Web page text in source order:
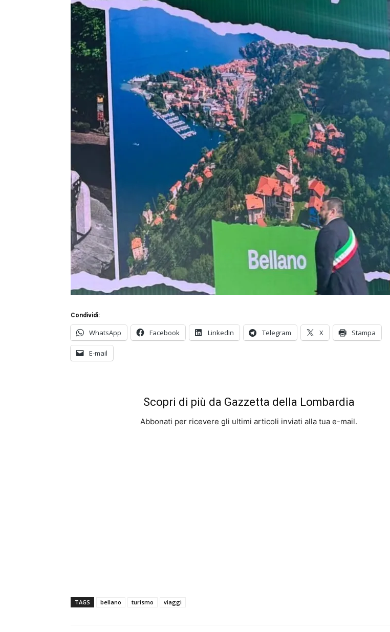
Condividi:
WhatsApp Facebook LinkedIn Telegram X Stampa
E-mail
Scopri di più da Gazzetta della Lombardia
Abbonati per ricevere gli ultimi articoli inviati alla tua e-mail.
TAGS bellano turismo viaggi